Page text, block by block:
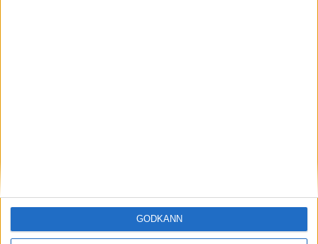
GODKÄNN
ASIEN
Berlin Marathon - ett lopp genom